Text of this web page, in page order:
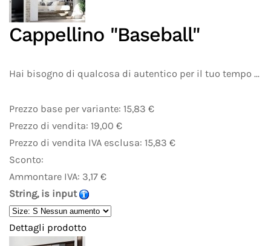
Cappellino "Baseball"
Hai bisogno di qualcosa di autentico per il tuo tempo ...
Prezzo base per variante: 15,83 €
Prezzo di vendita: 19,00 €
Prezzo di vendita IVA esclusa: 15,83 €
Sconto:
Ammontare IVA: 3,17 €
String, is input
Dettagli prodotto